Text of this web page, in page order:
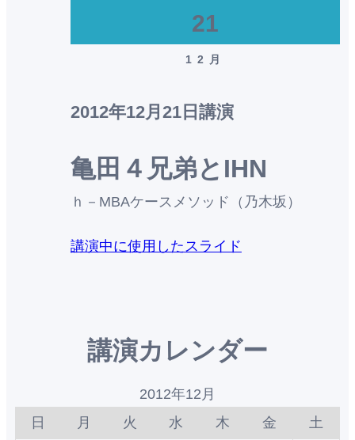
21
12月
2012年12月21日 講演
亀田４兄弟とIHN
ｈ－MBAケースメソッド（乃木坂）
講演中に使用したスライド
講演カレンダー
2012年12月
日
月 火 水 木 金
土